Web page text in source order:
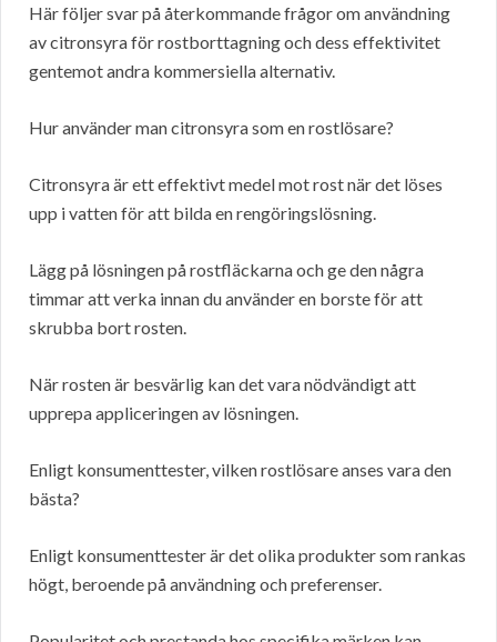
Här följer svar på återkommande frågor om användning
av citronsyra för rostborttagning och dess effektivitet
gentemot andra kommersiella alternativ.
Hur använder man citronsyra som en rostlösare?
Citronsyra är ett effektivt medel mot rost när det löses
upp i vatten för att bilda en rengöringslösning.
Lägg på lösningen på rostfläckarna och ge den några
timmar att verka innan du använder en borste för att
skrubba bort rosten.
När rosten är besvärlig kan det vara nödvändigt att
upprepa appliceringen av lösningen.
Enligt konsumenttester, vilken rostlösare anses vara den
bästa?
Enligt konsumenttester är det olika produkter som rankas
högt, beroende på användning och preferenser.